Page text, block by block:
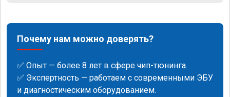
Почему нам можно доверять?
✅ Опыт — более 8 лет в сфере чип-тюнинга.
✅ Экспертность — работаем с современными ЭБУ
и диагностическим оборудованием.